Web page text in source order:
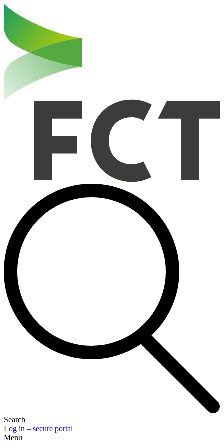
Haut de la page
Search
Log in – secure portal
Menu